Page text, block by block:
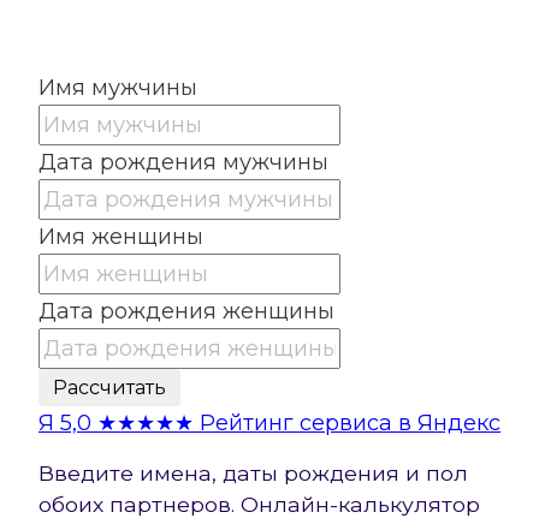
Имя мужчины
Дата рождения мужчины
Имя женщины
Дата рождения женщины
Рассчитать
Я 5,0 ★★★★★ Рейтинг сервиса в Яндекс
Введите имена, даты рождения и пол
обоих партнеров. Онлайн-калькулятор